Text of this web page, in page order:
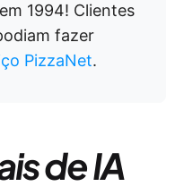
1994! Clientes
fazer
PizzaNet.
de IA